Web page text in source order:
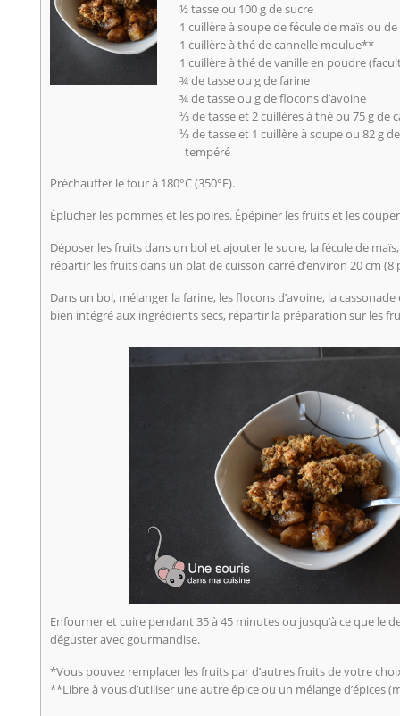
½ tasse ou 100 g de sucre
1 cuillère à soupe de fécule de maïs ou
1 cuillère à thé de cannelle moulue**
1 cuillère à thé de vanille en poudre
¾ de tasse ou g de farine
¾ de tasse ou g de flocons d’avoine
⅓ de tasse et 2 cuillères à thé ou 75 g de
⅓ de tasse et 1 cuillère à soupe ou 82 g
tempéré
Préchauffer le four à 180°C (350°F).
Éplucher les pommes et les poires. Épépiner les fruits et les
Déposer les fruits dans un bol et ajouter le sucre, la fécule de
répartir les fruits dans un plat de cuisson carré d’environ 20 cm (8
Dans un bol, mélanger la farine, les flocons d’avoine, la
bien intégré aux ingrédients secs, répartir la préparation sur les
Enfourner et cuire pendant 35 à 45 minutes ou jusqu’à ce que le
déguster avec gourmandise.
*Vous pouvez remplacer les fruits par d’autres fruits de votre
**Libre à vous d’utiliser une autre épice ou un mélange d’épices